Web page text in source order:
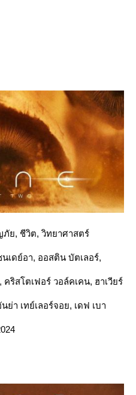
ย, ชีวิต, วิทยาศาสตร์
เดย์อา, ออสติน บัตเลอร์,
ริสโตเฟอร์ วอล์คเคน, ฮาเวียร์
า เทย์เลอร์จอย, เดฟ เบา